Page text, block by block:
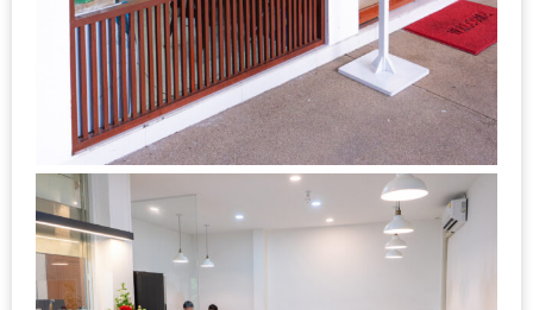
ท่าแพ
เชียงใหม่
CART
CHECKOUT
DRAFT
บาร์บีคิว